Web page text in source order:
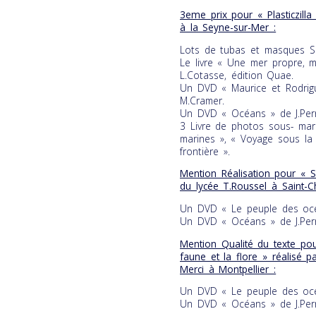
3eme prix pour «
à la Seyne-sur-Mer :
Lots de tubas et masques
Le livre « Une mer propre,
L.Cotasse, édition Quae.
Un DVD « Maurice et
M.Cramer.
Un DVD « Océans » de
3 Livre de photos sous-
marines », « Voyage sous
frontière ».
Mention Réalisation pour «
du lycée T.Roussel à Saint-
Un DVD « Le peuple des
Un DVD « Océans » de
Mention Qualité du texte
faune et la flore » réalisé
Merci à Montpellier :
Un DVD « Le peuple des
Un DVD « Océans » de